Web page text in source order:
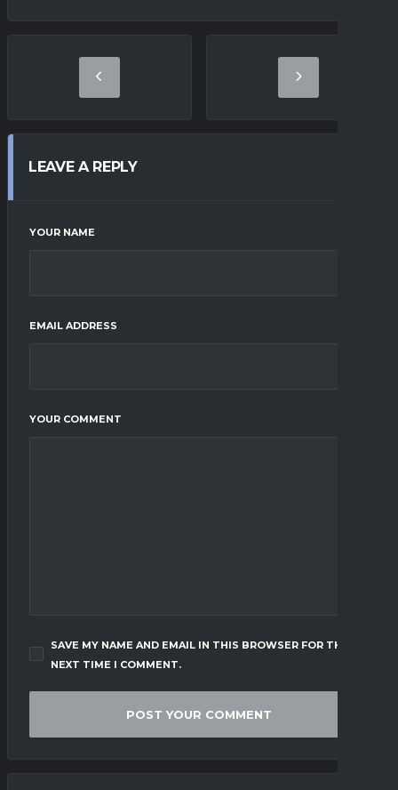
LEAVE A REPLY
YOUR NAME
EMAIL ADDRESS
YOUR COMMENT
SAVE MY NAME AND EMAIL IN THIS BROWSER FOR THE
NEXT TIME I COMMENT.